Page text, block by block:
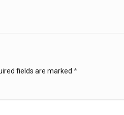
fields are marked *